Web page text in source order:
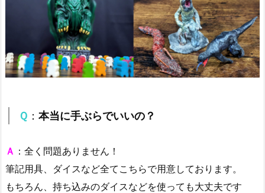
Ｑ ： 本当に手ぶらでいいの？
Ａ ：全く問題ありません！
筆記用具、ダイスなど全てこちらで用意しております。
もちろん、持ち込みのダイスなどを使っても大丈夫です